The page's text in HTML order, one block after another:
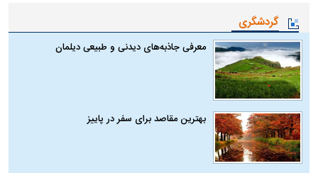
گردشگری
معرفی جاذبه‌های دیدنی و طبیعی دیلمان
بهترین مقاصد برای سفر در پاییز